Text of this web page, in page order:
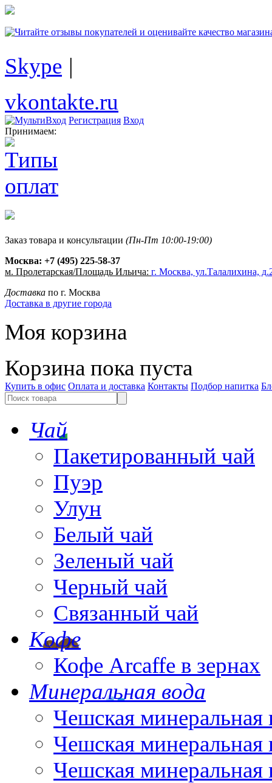
Skype |
vkontakte.ru
Регистрация Вход
Принимаем:
Заказ товара и консультации (Пн-Пт 10:00-19:00)
Москва: +7 (495) 225-58-37
м. Пролетарская/Площадь Ильича: г. Москва, ул.Талалихина,
Доставка по г. Москва
Доставка в другие города
Моя корзина
Корзина пока пуста
Купить в офис Оплата и доставка Контакты Подбор напитка
Чай
Пакетированный чай
Пуэр
Улун
Белый чай
Зеленый чай
Черный чай
Связанный чай
Кофе
Кофе Arcaffe в зернах
Минеральная вода
Чешская минеральная
Чешская минеральная
Чешская минеральная